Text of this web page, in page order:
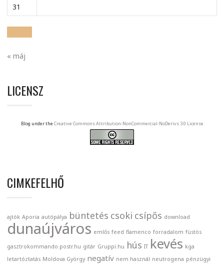
31
« máj
LICENSZ
Blog under the Creative Commons Attribution-NonCommercial-NoDerivs 3.0 License
CIMKEFELHŐ
ajtók Aporia autópálya büntetés csoki csípős download
dunaújváros emlős feed flamenco forradalom füstös
gasztrokommando.postr.hu gitár Gruppi.hu hús IT kevés kga
letartóztatás Moldova György negatív nem használ neutrogena pénzügyi